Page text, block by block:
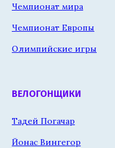
Чемпионат мира
Чемпионат Европы
Олимпийские игры
ВЕЛОГОНЩИКИ
Тадей Погачар
Йонас Вингегор